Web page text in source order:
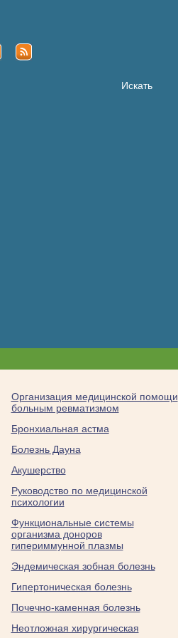
Хондроитинсульфат
В
сульфаты
Организация медицинской помощи
больным ревматизмом
Бронхиальная астма
Болезнь Дауна
Акушерство
Руководство по медицинской
психологии
Функциональные системы
организма доноров
гипериммунной плазмы
Эндемическая зобная болезнь
Гипертоническая болезнь
Почечно-каменная болезнь
Неотложная хирургическая